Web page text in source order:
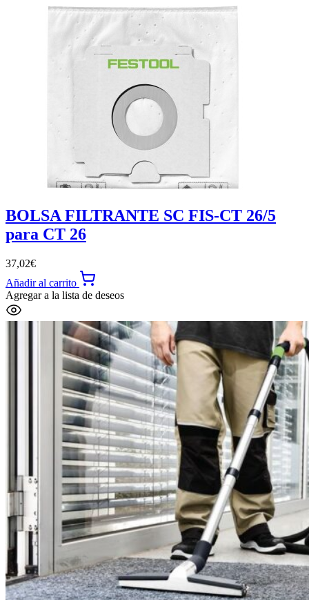
BOLSA FILTRANTE SC FIS-CT 26/5
para CT 26
37,02€
Añadir al carrito
Agregar a la lista de deseos